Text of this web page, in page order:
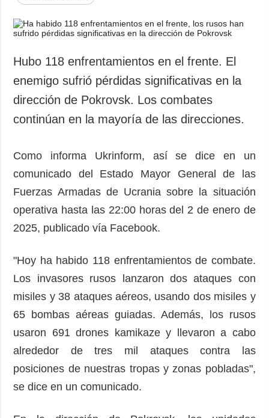
Defensa
Sociedad y
Cultura
Deportes
Crimen
Desastres y
protección de
datos personales
Podcasts
Publicaciones
Entrevistas
Fotos
Video
Suscripción
Banco de
imágenes
Hubo 118 enfrentamientos en el frente. El
enemigo sufrió pérdidas significativas en la
dirección de Pokrovsk. Los combates
continúan en la mayoría de las direcciones.
Como informa Ukrinform, así se dice en un
comunicado del Estado Mayor General de las
Fuerzas Armadas de Ucrania sobre la situación
operativa hasta las 22:00 horas del 2 de enero de
2025, publicado vía Facebook.
"Hoy ha habido 118 enfrentamientos de combate.
Los invasores rusos lanzaron dos ataques con
misiles y 38 ataques aéreos, usando dos misiles y
65 bombas aéreas guiadas. Además, los rusos
usaron 691 drones kamikaze y llevaron a cabo
alrededor de tres mil ataques contra las
posiciones de nuestras tropas y zonas pobladas",
se dice en un comunicado.